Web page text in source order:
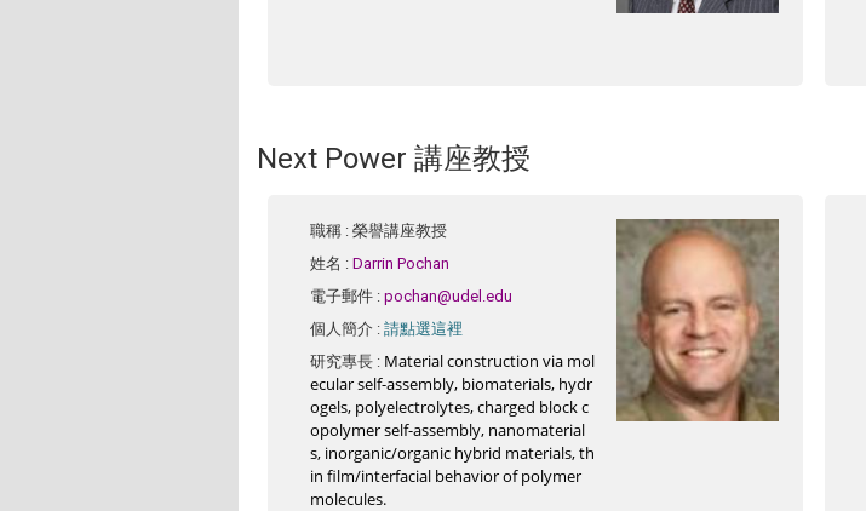
Next Power 講座教授
職稱 : 榮譽講座教授
姓名 :Darrin Pochan
電子郵件 :pochan@udel.edu
個人簡介 :請點選這裡
研究專長 : Material construction via mol
ecular self-assembly, biomaterials, hydr
ogels, polyelectrolytes, charged block c
opolymer self-assembly, nanomaterial
s, inorganic/organic hybrid materials, th
in film/interfacial behavior of polymer
molecules.